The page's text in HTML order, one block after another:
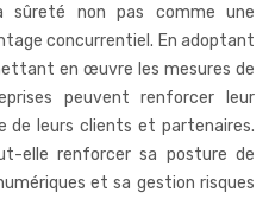
sûreté non pas comme une
concurrentiel. En adoptant
en œuvre les mesures de
peuvent renforcer leur
de leurs clients et partenaires.
elle renforcer sa posture de
et sa gestion risques